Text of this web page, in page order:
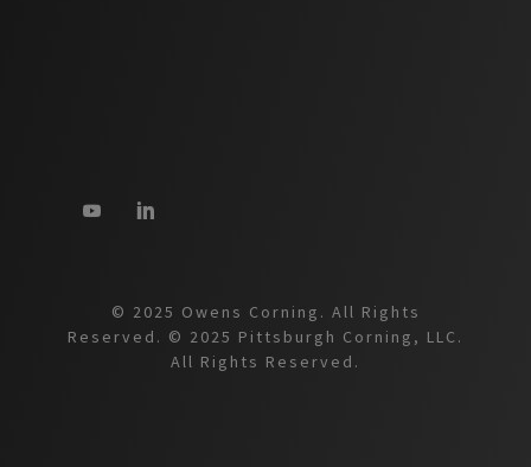
© 2025 Owens Corning. All Rights
Reserved. © 2025 Pittsburgh Corning, LLC.
All Rights Reserved.